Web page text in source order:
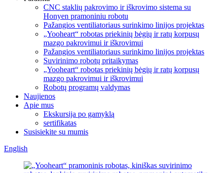
CNC staklių pakrovimo ir iškrovimo sistema su
Honyen pramoniniu robotu
Pažangios ventiliatoriaus surinkimo linijos projektas
„Yooheart“ robotas priekinių bėgių ir ratų korpusų
mazgo pakrovimui ir iškrovimui
Pažangios ventiliatoriaus surinkimo linijos projektas
Suvirinimo robotų pritaikymas
„Yooheart“ robotas priekinių bėgių ir ratų korpusų
mazgo pakrovimui ir iškrovimui
Robotų programų valdymas
Naujienos
Apie mus
Ekskursija po gamyklą
sertifikatas
Susisiekite su mumis
English